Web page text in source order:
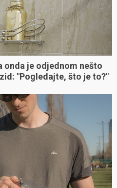
onda je odjednom nešto
"Pogledajte, što je to?"